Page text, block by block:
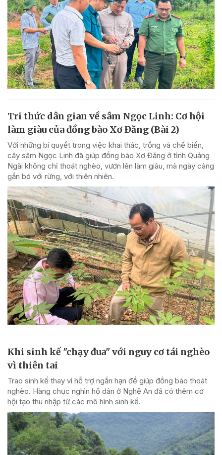
Tri thức dân gian về sâm Ngọc Linh: Cơ hội
làm giàu của đồng bào Xơ Đăng (Bài 2)
Với những bí quyết trong việc khai thác, trồng và chế biến,
cây sâm Ngọc Linh đã giúp đồng bào Xơ Đăng ở tỉnh Quảng
Ngãi không chỉ thoát nghèo, vươn lên làm giàu, mà ngày càng
gắn bó với rừng, với thiên nhiên.
Khi sinh kế "chạy đua" với nguy cơ tái nghèo
vì thiên tai
Trao sinh kế thay vì hỗ trợ ngắn hạn để giúp đồng bào thoát
nghèo. Hàng chục nghìn hộ dân ở Nghệ An đã có thêm cơ
hội tạo thu nhập từ các mô hình sinh kế.